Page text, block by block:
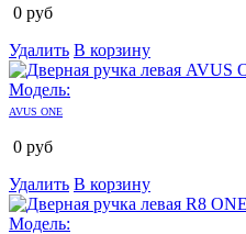
0 руб
Удалить В корзину
Модель:
AVUS ONE
0 руб
Удалить В корзину
Модель: